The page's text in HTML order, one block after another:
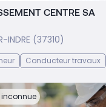
CENTRE SA
INDRE (37310)
Conducteur travaux
inconnue